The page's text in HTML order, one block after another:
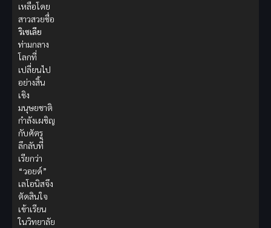
เหลือโดย
สาวสวยชื่อ
ริเซเลีย
ท่ามกลาง
โลกที่
เปลี่ยนไป
อย่างสิ้น
เชิง
มนุษยชาติ
กำลังเผชิญ
กับศัตรู
ลึกลับที่
เรียกว่า
“วอยด์”
เลโอนิสจึง
ตัดสินใจ
เข้าเรียน
ในวิทยาลัย